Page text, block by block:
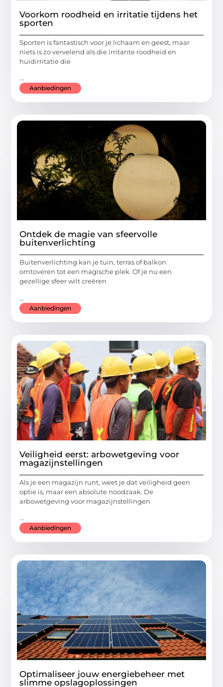
Voorkom roodheid en irritatie tijdens het
sporten
Sporten is fantastisch voor je lichaam en geest, maar
niets is zo vervelend als die irritante roodheid en
huidirritatie die
...
Aanbiedingen
Ontdek de magie van sfeervolle
buitenverlichting
Buitenverlichting kan je tuin, terras of balkon
omtoveren tot een magische plek. Of je nu een
gezellige sfeer wilt creëren
...
Aanbiedingen
Veiligheid eerst: arbowetgeving voor
magazijnstellingen
Als je een magazijn runt, weet je dat veiligheid geen
optie is, maar een absolute noodzaak. De
arbowetgeving voor magazijnstellingen
...
Aanbiedingen
Optimaliseer jouw energiebeheer met
slimme opslagoplossingen